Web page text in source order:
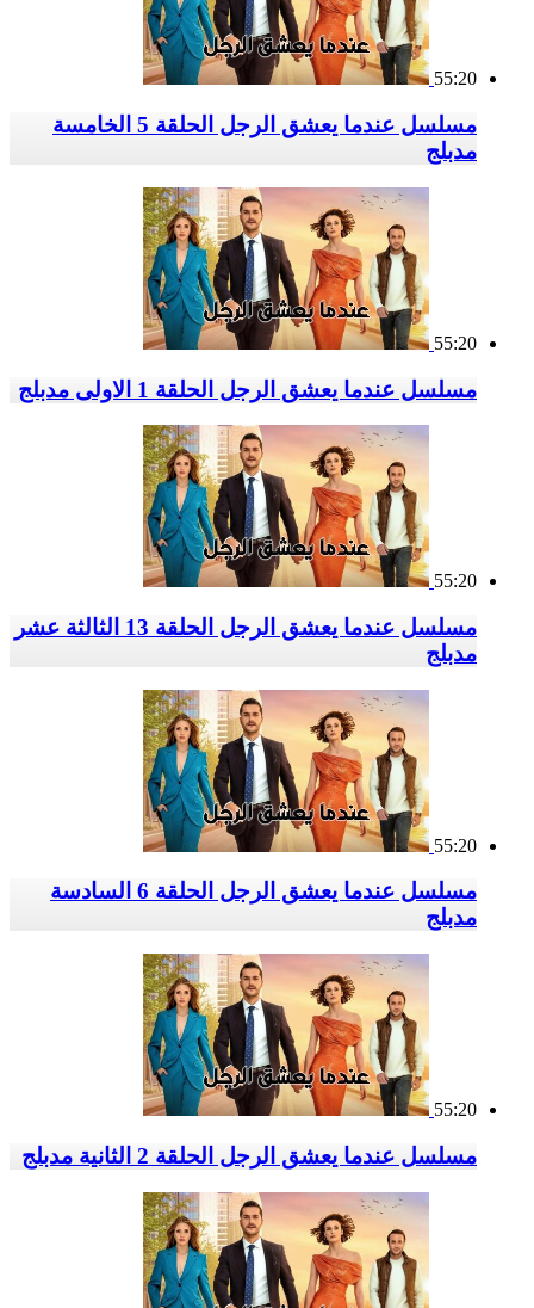
55:20
مسلسل عندما يعشق الرجل الحلقة 5 الخامسة
مدبلج
55:20
مسلسل عندما يعشق الرجل الحلقة 1 الاولى مدبلج
55:20
مسلسل عندما يعشق الرجل الحلقة 13 الثالثة عشر
مدبلج
55:20
مسلسل عندما يعشق الرجل الحلقة 6 السادسة
مدبلج
55:20
مسلسل عندما يعشق الرجل الحلقة 2 الثانية مدبلج